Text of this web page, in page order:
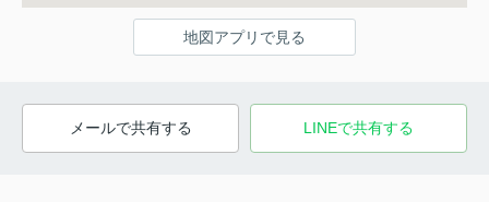
地図アプリで見る
メールで共有する LINEで共有する